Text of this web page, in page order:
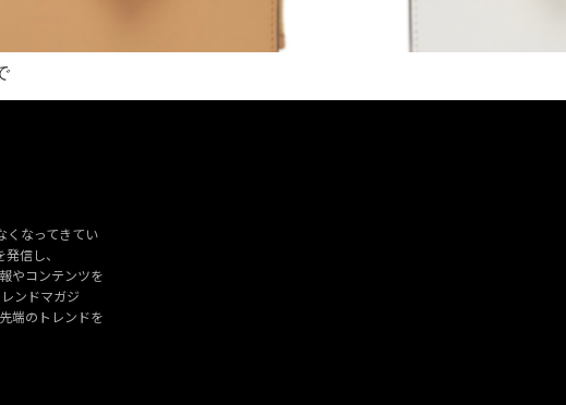
くなってきてい
信し、
やコンテンツを
ンドマガジ
端のトレンドを